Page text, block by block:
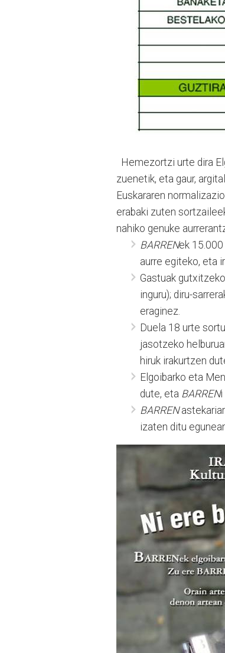
Hemezortzi urte dira
zuenetik, eta gaur,
Euskararen
erabaki zuten
nahiko genuke
BARRENek
aurre egiteko, eta
Gastuak
inguru); diru-
eraginez.
Duela 18 urte
jasotzeko
hiruk irakurtzen
Elgoibarko eta
dute, eta BARRENi
BARREN
izaten ditu